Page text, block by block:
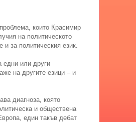
които Красимир
на политическото
за политическия език.
едни или други
на другите езици – и
диагноза, която
и обществена
един такъв дебат